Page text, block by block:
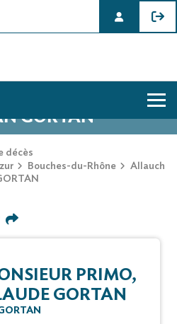
PRIMO, CLAUDE
GORTAN
décès
Bouches-du-Rhône
Allauch
PRIMO,
GORTAN